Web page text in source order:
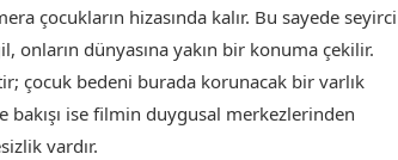
çocukların hizasında kalır. Bu sayede seyirci
onların dünyasına yakın bir konuma çekilir.
çocuk bedeni burada korunacak bir varlık
bakışı ise filmin duygusal merkezlerinden
vardır.